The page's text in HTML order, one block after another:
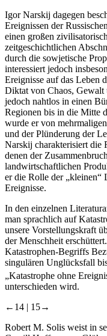
Igor Narskij dagegen
Ereignissen der
einen großen
zeitgeschichtlichen
durch die sowjetische
interessiert jedoch
Ereignisse auf das Leben
Diktat von Chaos,
jedoch nahtlos in einen
Regionen bis in die Mitte
wurde er von
und der Plünderung der
Narskij charakterisiert die
denen der
landwirtschaftlichen
er die Rolle der „kleinen“
Ereignisse.
In den einzelnen
man sprachlich auf
unsere Vorstellungskraft
der Menschheit
Katastrophen-Begriffs
singulären Unglücksfall
„Katastrophe ohne
unterschieden wird.
←14 | 15→
Robert M. Solis weist in